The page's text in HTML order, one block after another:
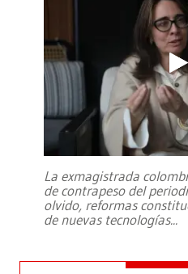
La exmagistrada
de contrapeso del
olvido, reformas
de nuevas tecnologías...